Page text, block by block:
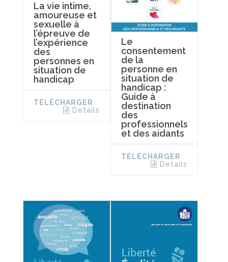
La vie intime,
amoureuse et
sexuelle à
l’épreuve de
l’expérience
des
personnes en
situation de
handicap
TÉLÉCHARGER
Details
Le
consentement
de la
personne en
situation de
handicap :
Guide à
destination
des
professionnels
et des aidants
TÉLÉCHARGER
Details